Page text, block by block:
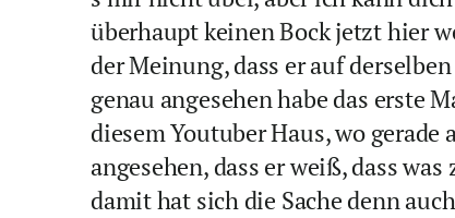
überhaupt keinen Bock jetzt hier
der Meinung, dass er auf
genau angesehen habe das erste
diesem Youtuber Haus, wo
angesehen, dass er weiß, dass
damit hat sich die Sache denn